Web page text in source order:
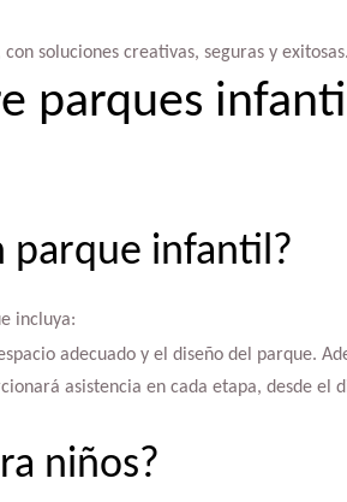
soluciones creativas, seguras y exitosas.
parques
parque infantil?
incluya:
adecuado y el diseño del parque.
asistencia en cada etapa, desde el
niños?